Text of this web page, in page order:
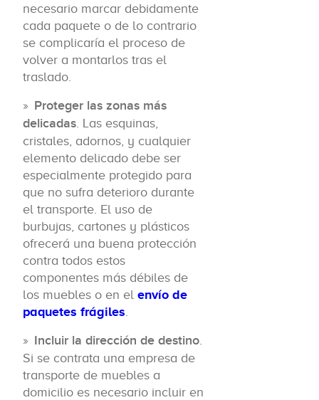
necesario marcar debidamente
cada paquete o de lo contrario
se complicaría el proceso de
volver a montarlos tras el
traslado.
Proteger las zonas más
delicadas . Las esquinas,
cristales, adornos, y cualquier
elemento delicado debe ser
especialmente protegido para
que no sufra deterioro durante
el transporte. El uso de
burbujas, cartones y plásticos
ofrecerá una buena protección
contra todos estos
componentes más débiles de
los muebles o en el envío de
paquetes frágiles
Incluir la dirección de destino
Si se contrata una empresa de
transporte de muebles a
domicilio es necesario incluir en